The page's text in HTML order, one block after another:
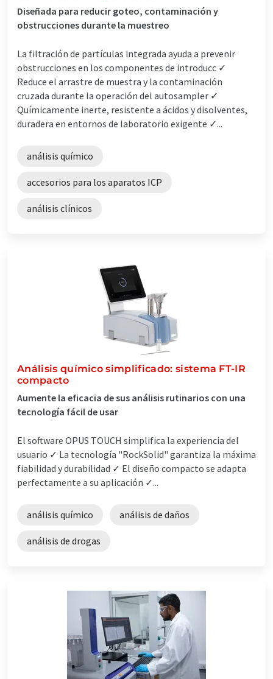
Diseñada para reducir goteo, contaminación y
obstrucciones durante la muestreo
La filtración de partículas integrada ayuda a prevenir
obstrucciones en los componentes de introducc ✓
Reduce el arrastre de muestra y la contaminación
cruzada durante la operación del autosampler ✓
Químicamente inerte, resistente a ácidos y disolventes,
duradera en entornos de laboratorio exigente ✓...
análisis químico
accesorios para los aparatos ICP
análisis clínicos
Análisis químico simplificado: sistema FT-IR
compacto
Aumente la eficacia de sus análisis rutinarios con una
tecnología fácil de usar
El software OPUS TOUCH simplifica la experiencia del
usuario ✓ La tecnología "RockSolid" garantiza la máxima
fiabilidad y durabilidad ✓ El diseño compacto se adapta
perfectamente a su aplicación ✓...
análisis químico análisis de daños
análisis de drogas